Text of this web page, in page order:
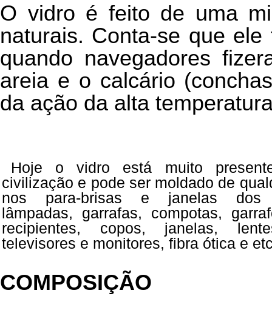
O vidro é feito de uma
naturais. Conta-se que
quando navegadores
areia e o calcário
da ação da alta
Hoje o vidro está muito
civilização e pode ser moldado de
nos para-brisas e janelas dos
lâmpadas, garrafas, compotas,
recipientes, copos, janelas,
televisores e monitores, fibra ótica e
COMPOSIÇÃO